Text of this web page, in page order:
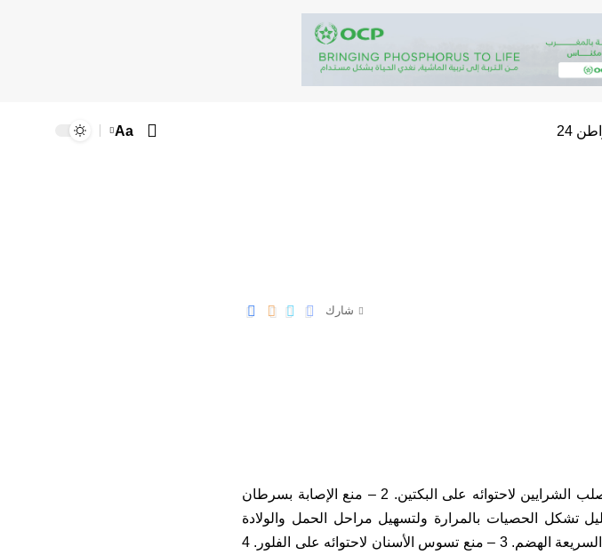
Aa
شارك
1 – خفض نسبة الكلسترول بالدم والوقاية من تصلب الشرايين لاحتوائه على البكتين. 2 – منع الإصابة بسرطان
تشكل الحصيات بالمرارة ولتسهيل مراحل الحمل والولادة
والنفاس لاحتوائه على الألياف الجيدة والسكريات السريعة الهضم. 3 – منع تسوس الأسنان لاحتوائه على الفلور. 4